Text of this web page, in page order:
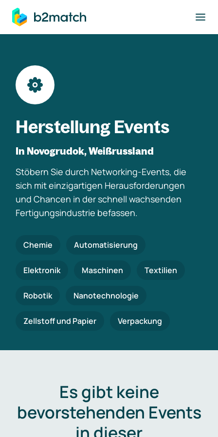
springen
Herstellung Events
In Novogrudok, Weißrussland
Stöbern Sie durch Networking-Events, die
sich mit einzigartigen Herausforderungen
und Chancen in der schnell wachsenden
Fertigungsindustrie befassen.
Chemie Automatisierung
Elektronik Maschinen Textilien
Robotik Nanotechnologie
Zellstoff und Papier Verpackung
Es gibt keine
bevorstehenden Events